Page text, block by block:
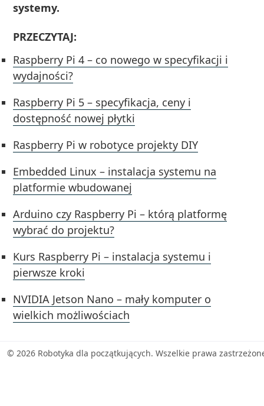
systemy.
PRZECZYTAJ:
Raspberry Pi 4 – co nowego w specyfikacji i
wydajności?
Raspberry Pi 5 – specyfikacja, ceny i
dostępność nowej płytki
Raspberry Pi w robotyce projekty DIY
Embedded Linux – instalacja systemu na
platformie wbudowanej
Arduino czy Raspberry Pi – którą platformę
wybrać do projektu?
Kurs Raspberry Pi – instalacja systemu i
pierwsze kroki
NVIDIA Jetson Nano – mały komputer o
wielkich możliwościach
© 2026 Robotyka dla początkujących. Wszelkie prawa